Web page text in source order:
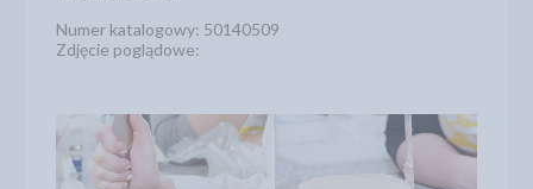
Numer katalogowy: 50140509
Zdjęcie poglądowe: